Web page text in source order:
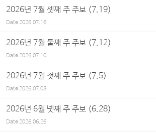
2026년 7월 셋째 주 주보 (7.19)
Date2026.07.16
2026년 7월 둘째 주 주보 (7.12)
Date2026.07.10
2026년 7월 첫째 주 주보 (7.5)
Date2026.07.03
2026년 6월 넷째 주 주보 (6.28)
Date2026.06.26